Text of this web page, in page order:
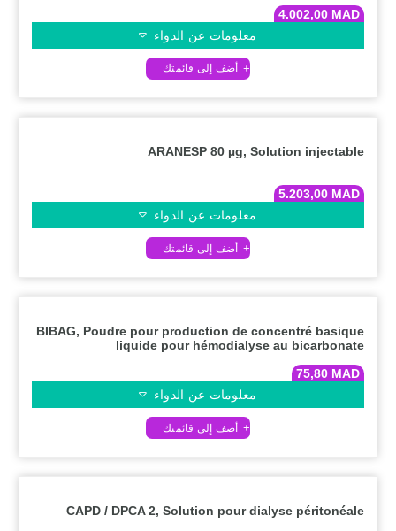
4.002,00 MAD
معلومات عن الدواء
ARANESP 80 µg, Solution injectable
5.203,00 MAD
معلومات عن الدواء
BIBAG, Poudre pour production de concentré basique
liquide pour hémodialyse au bicarbonate
75,80 MAD
معلومات عن الدواء
CAPD / DPCA 2, Solution pour dialyse péritonéale